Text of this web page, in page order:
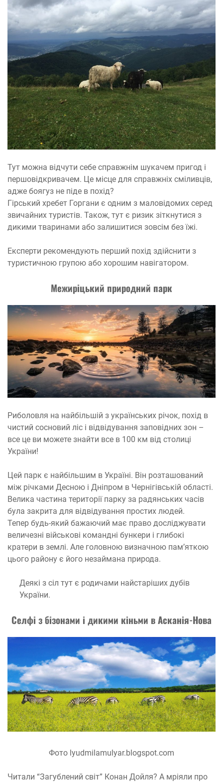
Тут можна відчути себе справжнім шукачем пригод і
першовідкривачем. Це місце для справжніх сміливців,
адже боягуз не піде в похід?
Гірський хребет Горгани є одним з маловідомих серед
звичайних туристів. Також, тут є ризик зіткнутися з
дикими тваринами або залишитися зовсім без їжі.
Експерти рекомендують перший похід здійснити з
туристичною групою або хорошим навігатором.
Межиріцький природний парк
Риболовля на найбільшій з українських річок, похід в
чистий сосновий ліс і відвідування заповідних зон –
все це ви можете знайти все в 100 км від столиці
України!
Цей парк є найбільшим в Україні. Він розташований
між річками Десною і Дніпром в Чернігівській області.
Велика частина території парку за радянських часів
була закрита для відвідування простих людей.
Тепер будь-який бажаючий має право досліджувати
величезні військові командні бункери і глибокі
кратери в землі. Але головною визначною пам’яткою
цього району є його незаймана природа.
Деякі з сіл тут є родичами найстаріших дубів
України.
Селфі з бізонами і дикими кіньми в Асканія-Нова
Фото lyudmilamulyar.blogspot.com
Читали “Загублений світ” Конан Дойля? А мріяли про